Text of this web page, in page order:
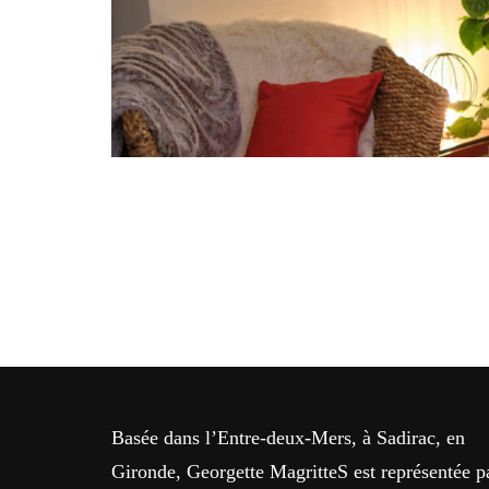
Basée dans l’Entre-deux-Mers, à Sadirac, en
Gironde, Georgette MagritteS est représentée